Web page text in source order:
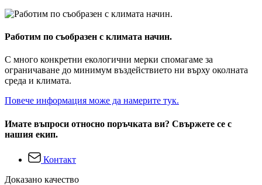
Работим по съобразен с климата начин.
С много конкретни екологични мерки спомагаме за
ограничаване до минимум въздействието ни върху околната
среда и климата.
Повече информация може да намерите тук.
Имате въпроси относно поръчката ви? Свържете се с
нашия екип.
Контакт
Доказано качество